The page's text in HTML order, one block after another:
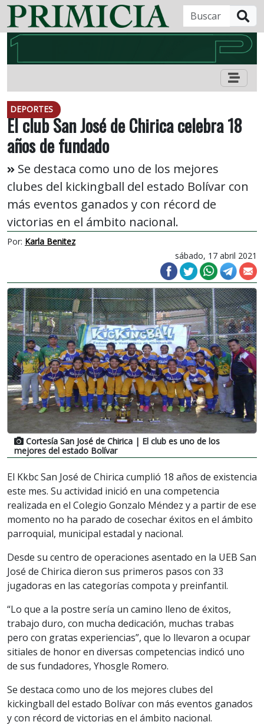
DEPORTES
El club San José de Chirica celebra 18
años de fundado
Se destaca como uno de los mejores
clubes del kickingball del estado Bolívar con
más eventos ganados y con récord de
victorias en el ámbito nacional.
Por: Karla Benitez
sábado, 17 abril 2021
Cortesía San José de Chirica | El club es uno de los
mejores del estado Bolívar
El Kkbc San José de Chirica cumplió 18 años de existencia
este mes. Su actividad inició en una competencia
realizada en el Colegio Gonzalo Méndez y a partir de ese
momento no ha parado de cosechar éxitos en el ámbito
parroquial, municipal estadal y nacional.
Desde su centro de operaciones asentado en la UEB San
José de Chirica dieron sus primeros pasos con 33
jugadoras en las categorías compota y preinfantil.
“Lo que a la postre sería un camino lleno de éxitos,
trabajo duro, con mucha dedicación, muchas trabas
pero con gratas experiencias”, que lo llevaron a ocupar
sitiales de honor en diversas competencias indicó uno
de sus fundadores, Yhosgle Romero.
Se destaca como uno de los mejores clubes del
kickingball del estado Bolívar con más eventos ganados
y con récord de victorias en el ámbito nacional.